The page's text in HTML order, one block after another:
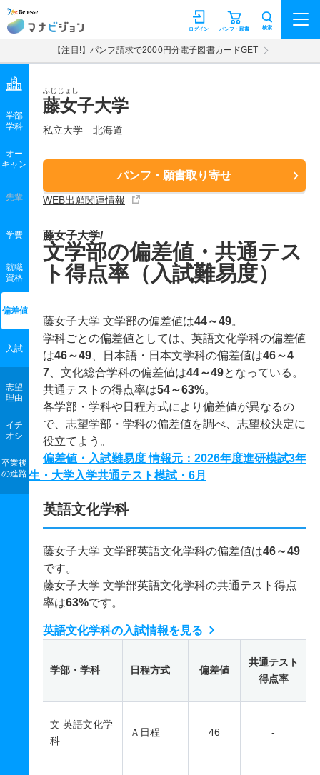
マナビジョン パンフ・願書
ログイン 検索
【注目!】パンフ請求で2000円分電子図書カードGET
ふじじょし
藤女子大学
私立大学 北海道
パンフ・願書取り寄せ
WEB出願関連情報
学部
学科
オー
キャン
先輩
学費
就職
資格
偏差値
入試
志望
理由
イチ
オシ
卒業後
の進路
藤女子大学/
文学部の偏差値・共通テス
ト得点率（入試難易度）
藤女子大学 文学部の偏差値は44～49。
学科ごとの偏差値としては、英語文化学科の偏差値
は46～49 、日本語・日本文学科の偏差値は46～4
7 、文化総合学科の偏差値は44～49となっている。
共通テストの得点率は54～63%。
各学部・学科や日程方式により偏差値が異なるの
で、志望学部・学科の偏差値を調べ、志望校決定に
役立てよう。
偏差値・入試難易度 情報元：2026年度進研模試3年
生・大学入学共通テスト模試・6月
英語文化学科
藤女子大学 文学部英語文化学科の偏差値は46～49
です。
藤女子大学 文学部英語文化学科の共通テスト得点
率は63%です。
英語文化学科の入試情報を見る
学部・学科 日程方式 偏差値
共通テスト
得点率
文 英語文化学
科
Ａ日程 46 -